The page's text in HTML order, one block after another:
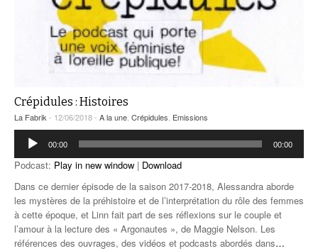
Crépidules : Histoires
La Fabrik - 12/06/2018 - A la une Crépidules Emissions
Lecteur
audio
00:00 00:00
Podcast: Play in new window | Download
Dans ce dernier épisode de la saison 2017-2018, Alessandra aborde
les mystères de la préhistoire et de l’interprétation du rôle des femmes
à cette époque, et Linn fait part de ses réflexions sur le couple et
l’amour à la lecture des « Argonautes », de Maggie Nelson. Les
références des ouvrages, des vidéos et podcasts abordés dans…